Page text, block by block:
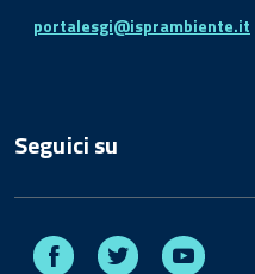
portalesgi@isprambiente.it
Seguici su
Facebook Twitter